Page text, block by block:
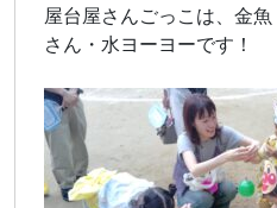
屋台屋さんごっこは、金
さん・水ヨーヨーです！